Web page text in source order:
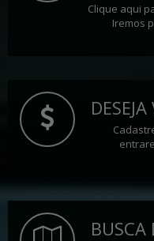
Clique aqui
Iremos
BUSCA